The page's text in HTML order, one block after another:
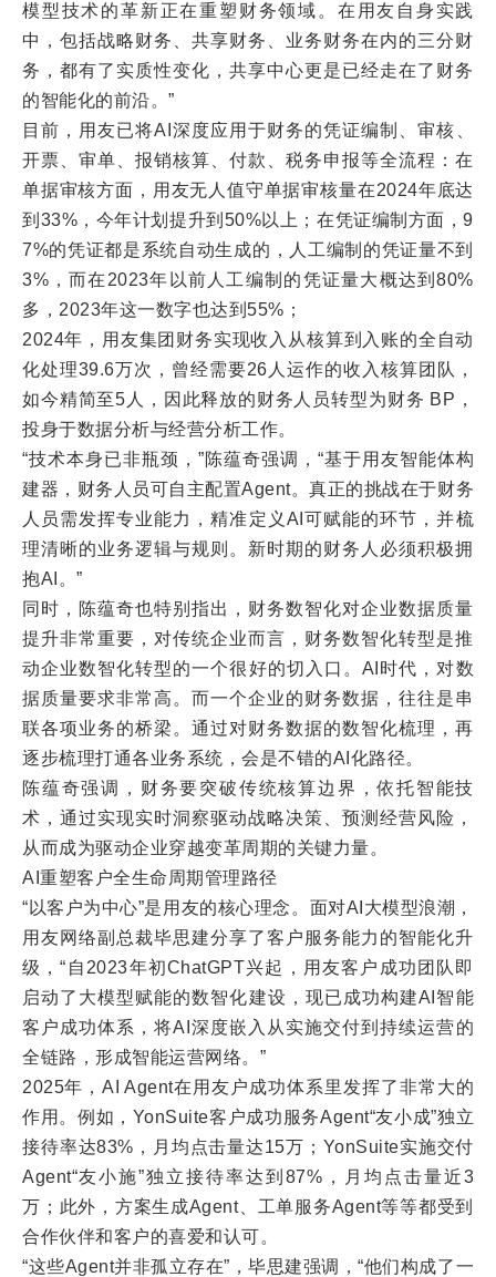
模型技术的革新正在重塑财务领域。在用友自身实践
中，包括战略财务、共享财务、业务财务在内的三分财
务，都有了实质性变化，共享中心更是已经走在了财务
的智能化的前沿。”
目前，用友已将AI深度应用于财务的凭证编制、审核、
开票、审单、报销核算、付款、税务申报等全流程：在
单据审核方面，用友无人值守单据审核量在2024年底达
到33%，今年计划提升到50%以上；在凭证编制方面，9
7%的凭证都是系统自动生成的，人工编制的凭证量不到
3%，而在2023年以前人工编制的凭证量大概达到80%
多，2023年这一数字也达到55%；
2024年，用友集团财务实现收入从核算到入账的全自动
化处理39.6万次，曾经需要26人运作的收入核算团队，
如今精简至5人，因此释放的财务人员转型为财务 BP，
投身于数据分析与经营分析工作。
“技术本身已非瓶颈，”陈蕴奇强调，“基于用友智能体构
建器，财务人员可自主配置Agent。真正的挑战在于财务
人员需发挥专业能力，精准定义AI可赋能的环节，并梳
理清晰的业务逻辑与规则。新时期的财务人必须积极拥
抱AI。”
同时，陈蕴奇也特别指出，财务数智化对企业数据质量
提升非常重要，对传统企业而言，财务数智化转型是推
动企业数智化转型的一个很好的切入口。AI时代，对数
据质量要求非常高。而一个企业的财务数据，往往是串
联各项业务的桥梁。通过对财务数据的数智化梳理，再
逐步梳理打通各业务系统，会是不错的AI化路径。
陈蕴奇强调，财务要突破传统核算边界，依托智能技
术，通过实现实时洞察驱动战略决策、预测经营风险，
从而成为驱动企业穿越变革周期的关键力量。
AI重塑客户全生命周期管理路径
“以客户为中心”是用友的核心理念。面对AI大模型浪潮，
用友网络副总裁毕思建分享了客户服务能力的智能化升
级，“自2023年初ChatGPT兴起，用友客户成功团队即
启动了大模型赋能的数智化建设，现已成功构建AI智能
客户成功体系，将AI深度嵌入从实施交付到持续运营的
全链路，形成智能运营网络。”
2025年，AI Agent在用友户成功体系里发挥了非常大的
作用。例如，YonSuite客户成功服务Agent“友小成”独立
接待率达83%，月均点击量达15万；YonSuite实施交付
Agent“友小施”独立接待率达到87%，月均点击量近3
万；此外，方案生成Agent、工单服务Agent等等都受到
合作伙伴和客户的喜爱和认可。
“这些Agent并非孤立存在”，毕思建强调，“他们构成了一